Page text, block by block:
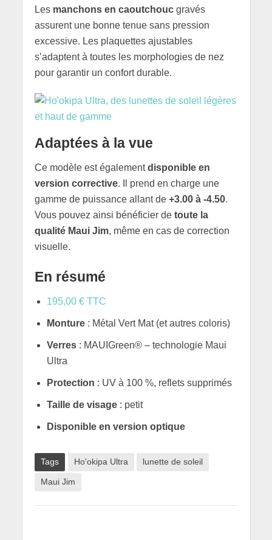
Les manchons en caoutchoucgravés
assurent une bonne tenue sans pression
excessive. Les plaquettes ajustables
s’adaptent à toutes les morphologies de nez
pour garantir un confort durable.
Adaptées à la vue
Ce modèle est égalementdisponible en
version corrective. Il prend en charge une
gamme de puissance allant de +3.00 à -4.50.
Vous pouvez ainsi bénéficier de toute la
qualité Maui Jim, même en cas de correction
visuelle.
En résumé
195,00 € TTC
Monture: Métal Vert Mat (et autres coloris)
Verres: MAUIGreen® – technologie Maui
Ultra
Protection : UV à 100 %, reflets supprimés
Taille de visage: petit
Disponible en version optique
Tags Ho'okipa Ultra lunette de soleil
Maui Jim